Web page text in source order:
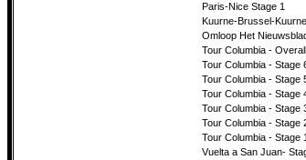
Paris-Nice Stage 1
Kuurne-Brussel-Kuurne
Omloop Het
Tour Columbia - Overall
Tour Columbia - Stage
Tour Columbia - Stage
Tour Columbia - Stage
Tour Columbia - Stage
Tour Columbia - Stage
Tour Columbia - Stage 1
Vuelta a San Juan-